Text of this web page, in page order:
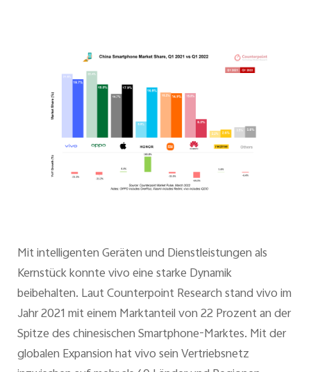
Mit intelligenten Geräten und Dienstleistungen als
Kernstück konnte vivo eine starke Dynamik
beibehalten. Laut Counterpoint Research stand vivo im
Jahr 2021 mit einem Marktanteil von 22 Prozent an der
Spitze des chinesischen Smartphone-Marktes. Mit der
globalen Expansion hat vivo sein Vertriebsnetz